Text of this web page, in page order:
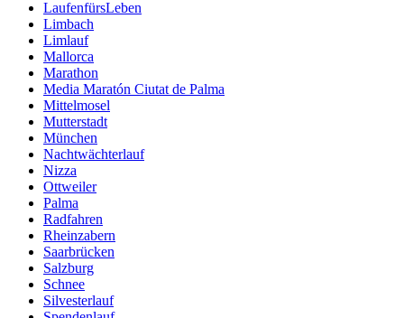
LaufenfürsLeben
Limbach
Limlauf
Mallorca
Marathon
Media Maratón Ciutat de Palma
Mittelmosel
Mutterstadt
München
Nachtwächterlauf
Nizza
Ottweiler
Palma
Radfahren
Rheinzabern
Saarbrücken
Salzburg
Schnee
Silvesterlauf